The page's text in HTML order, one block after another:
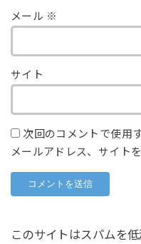
メール ※
サイト
次回のコメントで使用
メールアドレス、サイト
このサイトはスパムを